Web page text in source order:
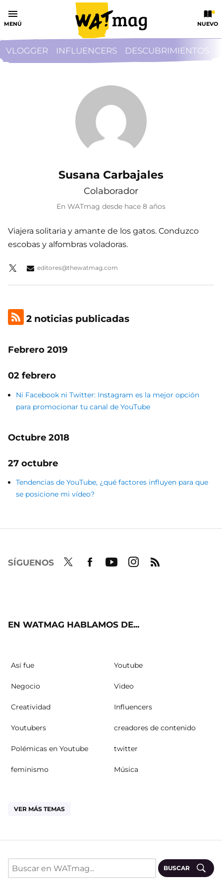
MENÚ NUEVO
VLOGGER INFLUENCERS DESCUBRIMIENTOS
Susana Carbajales
Colaborador
En WATmag desde hace 8 años
Viajera solitaria y amante de los gatos. Conduzco
escobas y alfombras voladoras.
editores@thewatmag.com
2 noticias publicadas
Febrero 2019
02 febrero
Ni Facebook ni Twitter: Instagram es la mejor opción
para promocionar tu canal de YouTube
Octubre 2018
27 octubre
Tendencias de YouTube, ¿qué factores influyen para que
se posicione mi vídeo?
SÍGUENOS
EN WATMAG HABLAMOS DE...
Así fue Youtube
Negocio Video
Creatividad Influencers
Youtubers creadores de contenido
Polémicas en Youtube twitter
feminismo Música
VER MÁS TEMAS
BUSCAR